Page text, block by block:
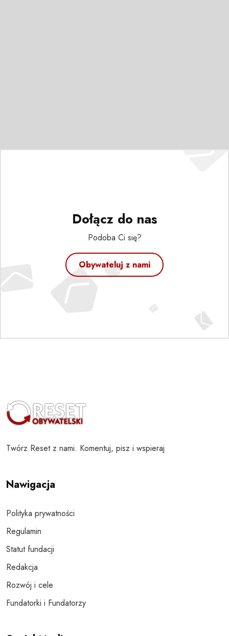
Dołącz do nas
Podoba Ci się?
Obywateluj z nami
Twórz Reset z nami. Komentuj, pisz i wspieraj
Nawigacja
Polityka prywatności
Regulamin
Statut fundacji
Redakcja
Rozwój i cele
Fundatorki i Fundatorzy